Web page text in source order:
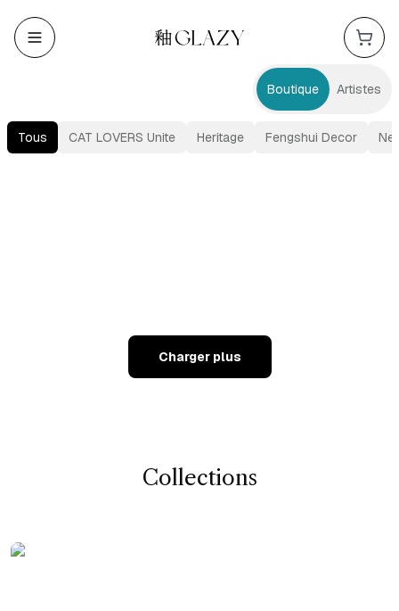
Boutique Artistes
Tous CAT LOVERS Unite Heritage Fengshui Decor
Charger plus
Collections